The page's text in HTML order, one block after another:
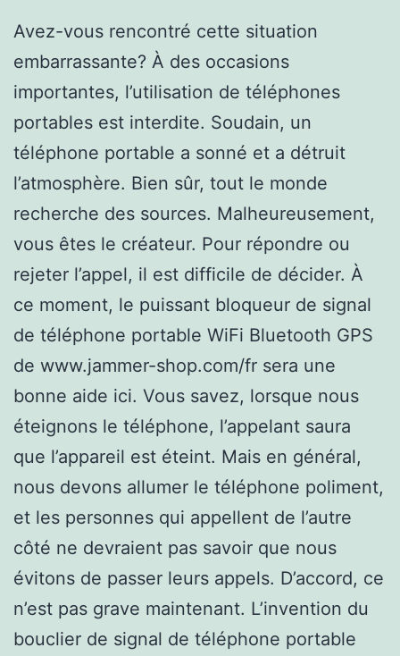
Avez-vous rencontré cette situation
embarrassante? À des occasions
importantes, l’utilisation de téléphones
portables est interdite. Soudain, un
téléphone portable a sonné et a détruit
l’atmosphère. Bien sûr, tout le monde
recherche des sources. Malheureusement,
vous êtes le créateur. Pour répondre ou
rejeter l’appel, il est difficile de décider. À
ce moment, le puissant bloqueur de signal
de téléphone portable WiFi Bluetooth GPS
de www.jammer-shop.com/fr sera une
bonne aide ici. Vous savez, lorsque nous
éteignons le téléphone, l’appelant saura
que l’appareil est éteint. Mais en général,
nous devons allumer le téléphone poliment,
et les personnes qui appellent de l’autre
côté ne devraient pas savoir que nous
évitons de passer leurs appels. D’accord, ce
n’est pas grave maintenant. L’invention du
bouclier de signal de téléphone portable